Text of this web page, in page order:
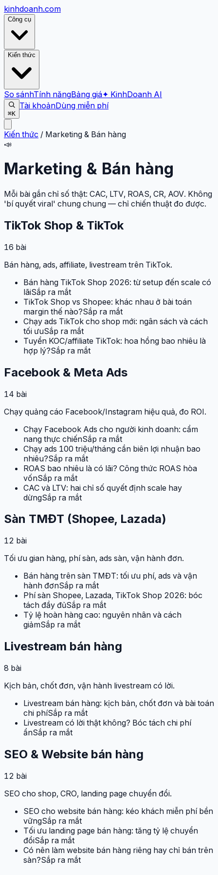
kinhdoanh.com
Công cụ
Kiến thức
So sánhTính năngBảng giá✦ KinhDoanh AI
⌘K
Tài khoảnDùng miễn phí
Kiến thức / Marketing & Bán hàng
📣
Marketing & Bán hàng
Mỗi bài gắn chỉ số thật: CAC, LTV, ROAS, CR, AOV. Không
'bí quyết viral' chung chung — chỉ chiến thuật đo được.
TikTok Shop & TikTok
16 bài
Bán hàng, ads, affiliate, livestream trên TikTok.
Bán hàng TikTok Shop 2026: từ setup đến scale có
lãiSắp ra mắt
TikTok Shop vs Shopee: khác nhau ở bài toán
margin thế nào?Sắp ra mắt
Chạy ads TikTok cho shop mới: ngân sách và cách
tối ưuSắp ra mắt
Tuyển KOC/affiliate TikTok: hoa hồng bao nhiêu là
hợp lý?Sắp ra mắt
Facebook & Meta Ads
14 bài
Chạy quảng cáo Facebook/Instagram hiệu quả, đo ROI.
Chạy Facebook Ads cho người kinh doanh: cẩm
nang thực chiếnSắp ra mắt
Chạy ads 100 triệu/tháng cần biên lợi nhuận bao
nhiêu?Sắp ra mắt
ROAS bao nhiêu là có lãi? Công thức ROAS hòa
vốnSắp ra mắt
CAC và LTV: hai chỉ số quyết định scale hay
dừngSắp ra mắt
Sàn TMĐT (Shopee, Lazada)
12 bài
Tối ưu gian hàng, phí sàn, ads sàn, vận hành đơn.
Bán hàng trên sàn TMĐT: tối ưu phí, ads và vận
hành đơnSắp ra mắt
Phí sàn Shopee, Lazada, TikTok Shop 2026: bóc
tách đầy đủSắp ra mắt
Tỷ lệ hoàn hàng cao: nguyên nhân và cách
giảmSắp ra mắt
Livestream bán hàng
8 bài
Kịch bản, chốt đơn, vận hành livestream có lời.
Livestream bán hàng: kịch bản, chốt đơn và bài toán
chi phíSắp ra mắt
Livestream có lời thật không? Bóc tách chi phí
ẩnSắp ra mắt
SEO & Website bán hàng
12 bài
SEO cho shop, CRO, landing page chuyển đổi.
SEO cho website bán hàng: kéo khách miễn phí bền
vữngSắp ra mắt
Tối ưu landing page bán hàng: tăng tỷ lệ chuyển
đổiSắp ra mắt
Có nên làm website bán hàng riêng hay chỉ bán trên
sàn?Sắp ra mắt